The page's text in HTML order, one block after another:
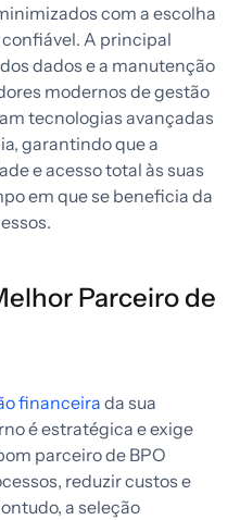
com a escolha
A principal
dados e a manutenção
modernos de gestão
tecnologias avançadas
garantindo que a
e acesso total às suas
em que se beneficia da
Parceiro de
financeira da sua
é estratégica e exige
parceiro de BPO
reduzir custos e
a seleção